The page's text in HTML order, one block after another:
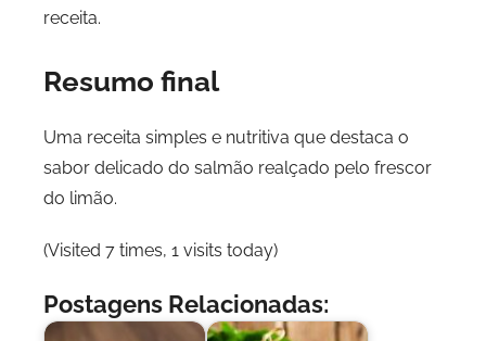
receita.
Resumo final
Uma receita simples e nutritiva que destaca o
sabor delicado do salmão realçado pelo frescor
do limão.
(Visited 7 times, 1 visits today)
Postagens Relacionadas: